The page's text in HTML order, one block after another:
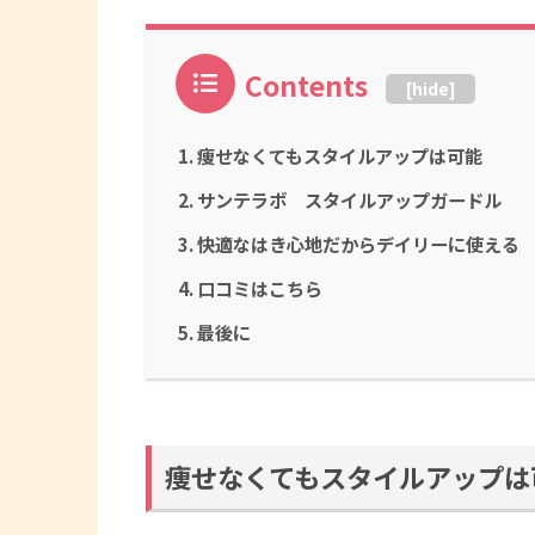
Contents [hide]
痩せなくてもスタイルアップは可能
サンテラボ スタイルアップガードル
快適なはき心地だからデイリーに使える
口コミはこちら
最後に
痩せなくてもスタイルアップ